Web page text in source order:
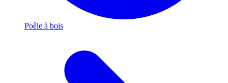
Poêle à bois